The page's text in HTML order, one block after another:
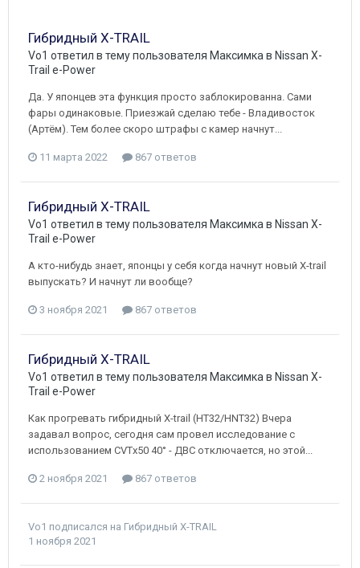
Гибридный X-TRAIL
Vo1 ответил в тему пользователя Максимка в Nissan X-
Trail e-Power
Да. У японцев эта функция просто заблокированна. Сами
фары одинаковые. Приезжай сделаю тебе - Владивосток
(Артём). Тем более скоро штрафы с камер начнут...
11 марта 2022 867 ответов
Гибридный X-TRAIL
Vo1 ответил в тему пользователя Максимка в Nissan X-
Trail e-Power
А кто-нибудь знает, японцы у себя когда начнут новый X-trail
выпускать? И начнут ли вообще?
3 ноября 2021 867 ответов
Гибридный X-TRAIL
Vo1 ответил в тему пользователя Максимка в Nissan X-
Trail e-Power
Как прогревать гибридный X-trail (HT32/HNT32) Вчера
задавал вопрос, сегодня сам провел исследование с
использованием CVTx50 40° - ДВС отключается, но этой...
2 ноября 2021 867 ответов
Vo1 подписался на Гибридный X-TRAIL
1 ноября 2021